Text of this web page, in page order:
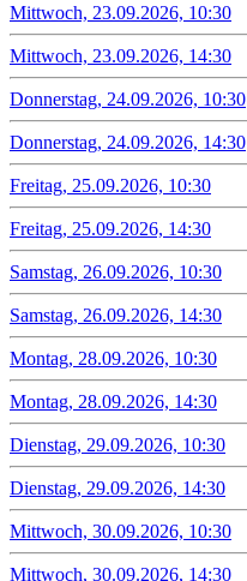
Mittwoch, 23.09.2026, 10:30
Mittwoch, 23.09.2026, 14:30
Donnerstag, 24.09.2026, 10:30
Donnerstag, 24.09.2026, 14:30
Freitag, 25.09.2026, 10:30
Freitag, 25.09.2026, 14:30
Samstag, 26.09.2026, 10:30
Samstag, 26.09.2026, 14:30
Montag, 28.09.2026, 10:30
Montag, 28.09.2026, 14:30
Dienstag, 29.09.2026, 10:30
Dienstag, 29.09.2026, 14:30
Mittwoch, 30.09.2026, 10:30
Mittwoch, 30.09.2026, 14:30